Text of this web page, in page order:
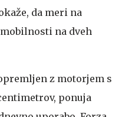
da meri na
na dveh
z motorjem s
ponuja